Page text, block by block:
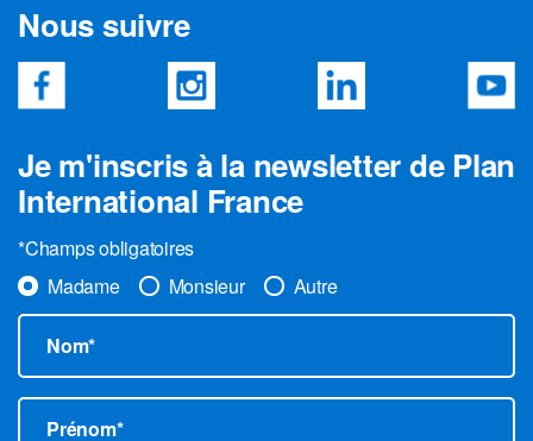
Nous suivre
Je m'inscris à la newsletter de Plan
International France
*Champs obligatoires
Madame
Monsieur Autre
Nom*
Prénom*